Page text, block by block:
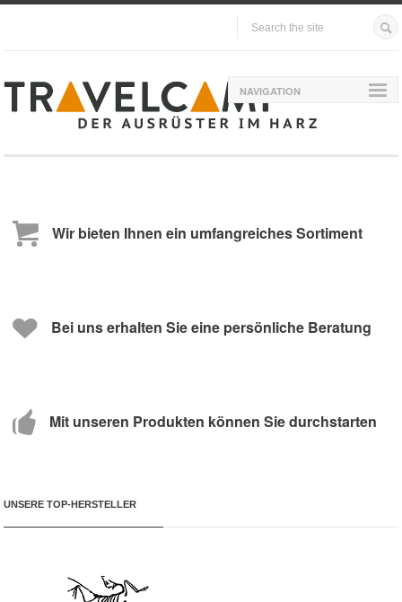
NAVIGATION
Wir bieten Ihnen ein umfangreiches Sortiment
Bei uns erhalten Sie eine persönliche Beratung
Mit unseren Produkten können Sie durchstarten
UNSERE TOP-HERSTELLER